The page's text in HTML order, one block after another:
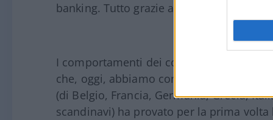
banking. Tutto grazie alla Pandemia,
I comportamenti dei consumatori sono
che, oggi, abbiamo consumatori più
(di Belgio, Francia, Germania, Grecia,
scandinavi) ha provato per la prima